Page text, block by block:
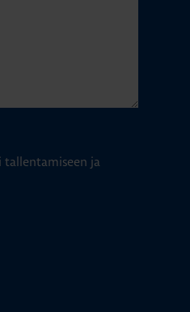
tallentamiseen ja